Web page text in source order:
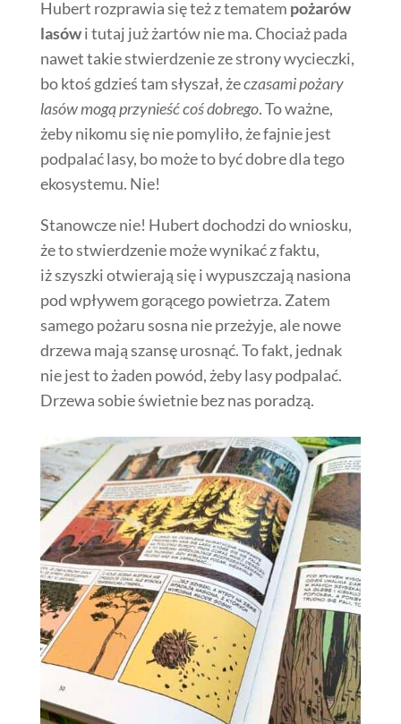
Hubert rozprawia się też z tematem pożarów
lasówi tutaj już żartów nie ma. Chociaż pada
nawet takie stwierdzenie ze strony wycieczki,
bo ktoś gdzieś tam słyszał, żeczasami pożary
lasów mogą przynieść coś dobrego. To ważne,
żeby nikomu się nie pomyliło, że fajnie jest
podpalać lasy, bo może to być dobre dla tego
ekosystemu. Nie!
Stanowcze nie! Hubert dochodzi do wniosku,
że to stwierdzenie może wynikać z faktu,
iż szyszki otwierają się i wypuszczają nasiona
pod wpływem gorącego powietrza. Zatem
samego pożaru sosna nie przeżyje, ale nowe
drzewa mają szansę urosnąć. To fakt, jednak
nie jest to żaden powód, żeby lasy podpalać.
Drzewa sobie świetnie bez nas poradzą.